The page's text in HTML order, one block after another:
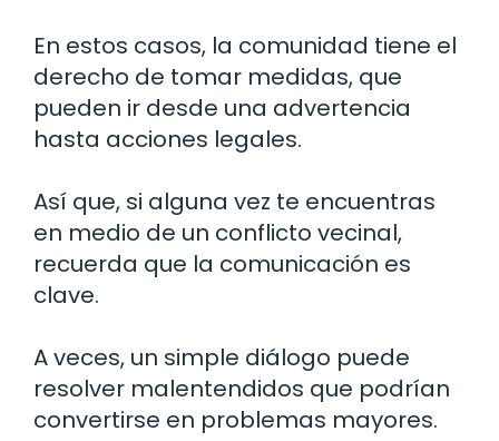
En estos casos, la comunidad tiene el
derecho de tomar medidas, que
pueden ir desde una advertencia
hasta acciones legales.
Así que, si alguna vez te encuentras
en medio de un conflicto vecinal,
recuerda que la comunicación es
clave.
A veces, un simple diálogo puede
resolver malentendidos que podrían
convertirse en problemas mayores.